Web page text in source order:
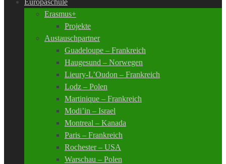
Europaschule
Erasmus+
Projekte
Austauschpartner
Guadeloupe – Frankreich
Haugesund – Norwegen
Lieury-L’Oudon – Frankreich
Lodz – Polen
Martinique – Frankreich
Modi’in – Israel
Montreal – Kanada
Paris – Frankreich
Rochester – USA
Warschau – Polen